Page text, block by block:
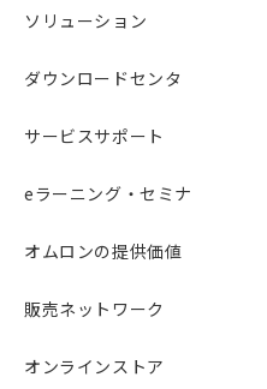
ソリューション
ダウンロードセンタ
サービスサポート
eラーニング・セミナ
オムロンの提供価値
販売ネットワーク
オンラインストア